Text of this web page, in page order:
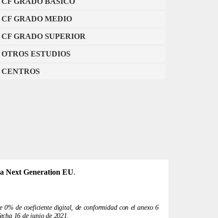
CF GRADO MEDIO
CF GRADO SUPERIOR
OTROS ESTUDIOS
CENTROS
Next Generation EU.
de coeficiente digital, de conformidad con el anexo 6
16 de junio de 2021.